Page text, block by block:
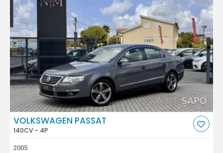
VOLKSWAGEN PASSAT
140CV - 4P
2005